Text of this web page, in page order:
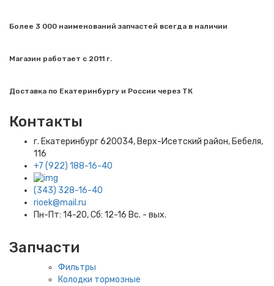
Более 3 000 наименований запчастей всегда в наличии
Магазин работает с 2011 г.
Доставка по Екатеринбургу и России через ТК
Контакты
г. Екатеринбург​ 620034, Верх-Исетский район, Бебеля,
116
+7 (922) 188-16-40
(343) 328-16-40
rioek@mail.ru
Пн-Пт: 14-20, Сб: 12-16 Вс. - вых.
Запчасти
Фильтры
Колодки тормозные